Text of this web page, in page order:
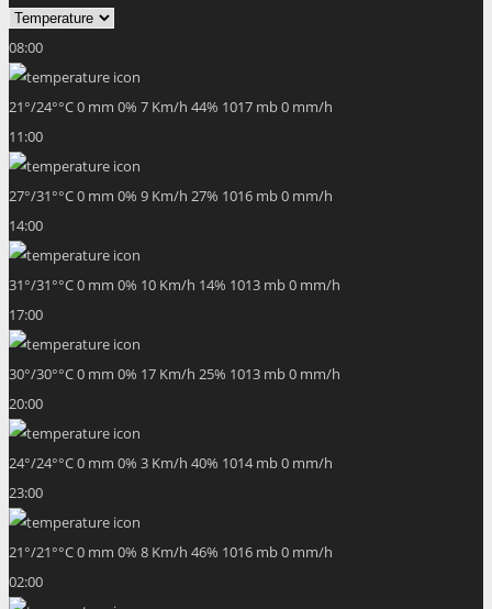
08:00
21°/24°°C0 mm 0% 7 Km/h 44% 1017 mb0 mm/h
11:00
27°/31°°C0 mm 0% 9 Km/h 27% 1016 mb0 mm/h
14:00
31°/31°°C0 mm 0% 10 Km/h 14% 1013 mb0 mm/h
17:00
30°/30°°C0 mm 0% 17 Km/h 25% 1013 mb0 mm/h
20:00
24°/24°°C0 mm 0% 3 Km/h 40% 1014 mb0 mm/h
23:00
21°/21°°C0 mm 0% 8 Km/h 46% 1016 mb0 mm/h
02:00